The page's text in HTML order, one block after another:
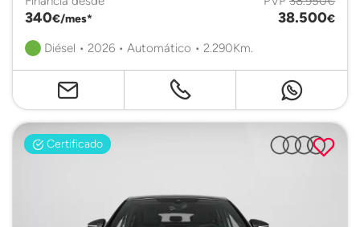
340€/mes* 38.500€
Diésel • 2026 • Automático • 2.290Km.
Certificado